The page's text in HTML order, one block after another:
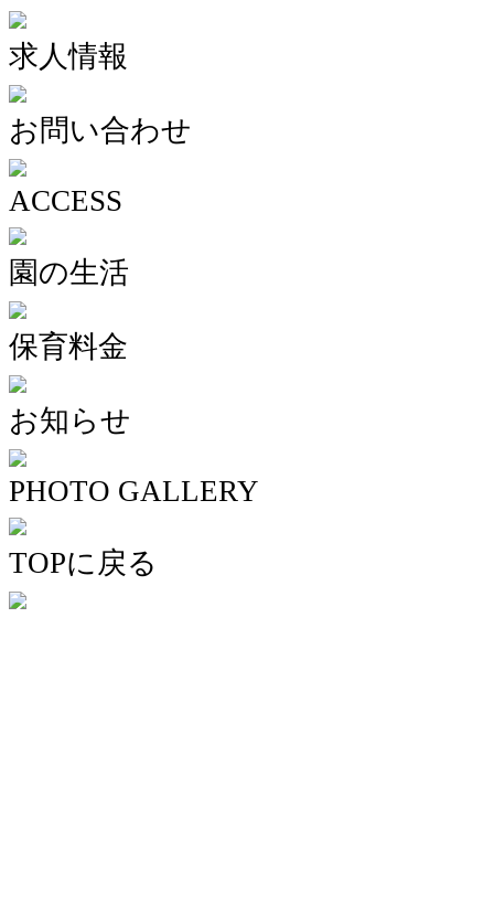
求人情報
お問い合わせ
ACCESS
園の生活
保育料金
お知らせ
PHOTO GALLERY
TOPに戻る